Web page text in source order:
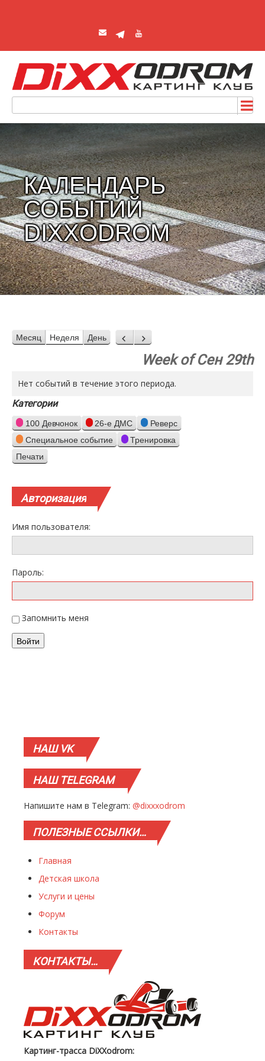
КАЛЕНДАРЬ
СОБЫТИЙ
DIXXODROM
Месяц Неделя День Назад
Вперед
Week of Сен 29th
Нет событий в течение этого периода.
Категории
100 Девчонок 26-е ДМС
Реверс
Специальное событие
Тренировка
Просмотр
Печати
Авторизация
Имя пользователя:
Пароль:
Запомнить меня
Войти
НАШVK
НАШTELEGRAM
Напишите нам в Telegram: @dixxxodrom
ПОЛЕЗНЫЕССЫЛКИ…
Главная
Детская школа
Услуги и цены
Форум
Контакты
КОНТАКТЫ…
Картинг-трасса DiXXodrom: